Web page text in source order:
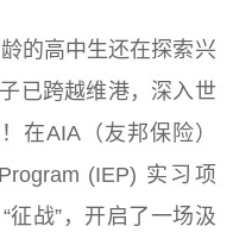
的高中生还在探索兴
已跨越维港，深入世
在AIA（友邦保险）
(IEP) 实习项
征战”，开启了一场汲